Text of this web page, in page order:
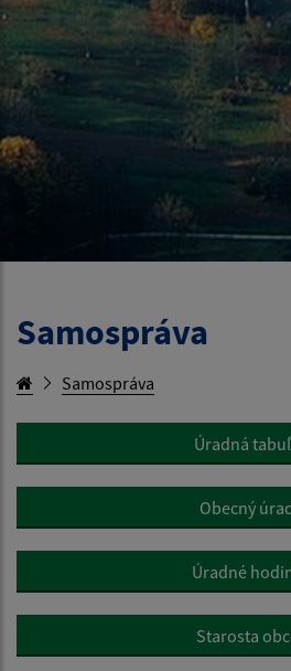
Samospráva
Samospráva
Úradná
Obecný
Úradné
Starosta